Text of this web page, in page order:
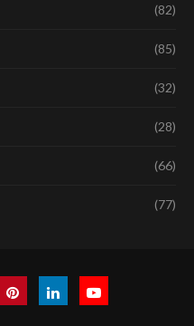
(82)
(85)
(32)
(28)
(66)
(77)